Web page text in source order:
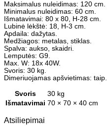
Maksimalus nuleidimas: 120 cm.
Minimalus nuleidimas: 60 cm.
Išmatavimai: 80 x 80, H-28 cm.
Lubinė lėkštė: 18, H-3 cm.
Apdaila: dažytas.
Medžiagos: metalas, stiklas.
Spalva: aukso, skaidri.
Lemputės: G9.
Max. W: 18x 40W.
Svoris: 30 kg.
Dimeriuojamas apšvietimas: taip.
Svoris
30 kg
Išmatavimai 70 × 70 × 40 cm
Atsiliepimai